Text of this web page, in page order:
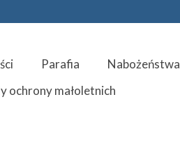
Parafia Nabożeństwa
ochrony małoletnich